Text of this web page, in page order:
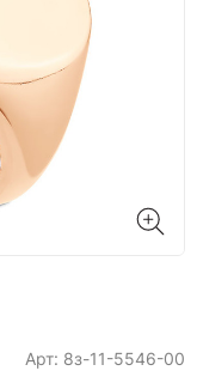
Арт: 8з-11-5546-00